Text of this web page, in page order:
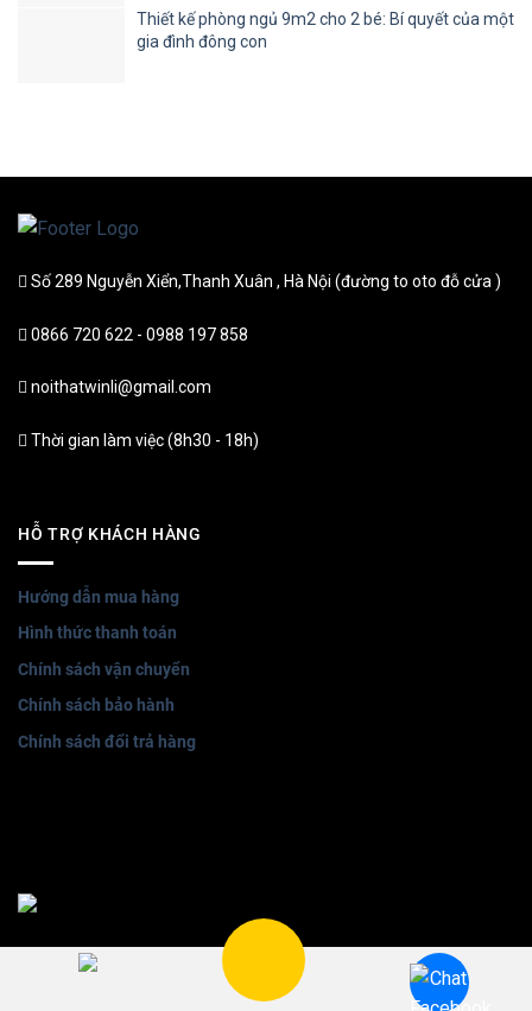
Thiết kế phòng ngủ 9m2 cho 2 bé: Bí quyết của một
gia đình đông con
Số 289 Nguyễn Xiển,Thanh Xuân , Hà Nội (đường to oto đỗ cửa )
0866 720 622 - 0988 197 858
noithatwinli@gmail.com
Thời gian làm việc (8h30 - 18h)
HỖ TRỢ KHÁCH HÀNG
Hướng dẫn mua hàng
Hình thức thanh toán
Chính sách vận chuyển
Chính sách bảo hành
Chính sách đổi trả hàng
Bản quyền thuộc về noithathongminh Winli © 2026 | Thiết kế